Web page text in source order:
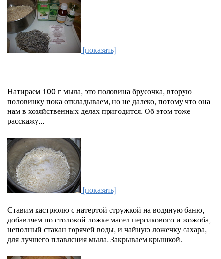
[показать]
Натираем 100 г мыла, это половина брусочка, вторую
половинку пока откладываем, но не далеко, потому что она
нам в хозяйственных делах пригодится. Об этом тоже
расскажу...
[показать]
Ставим кастрюлю с натертой стружкой на водяную баню,
добавляем по столовой ложке масел персикового и жожоба,
неполный стакан горячей воды, и чайную ложечку сахара,
для лучшего плавления мыла. Закрываем крышкой.